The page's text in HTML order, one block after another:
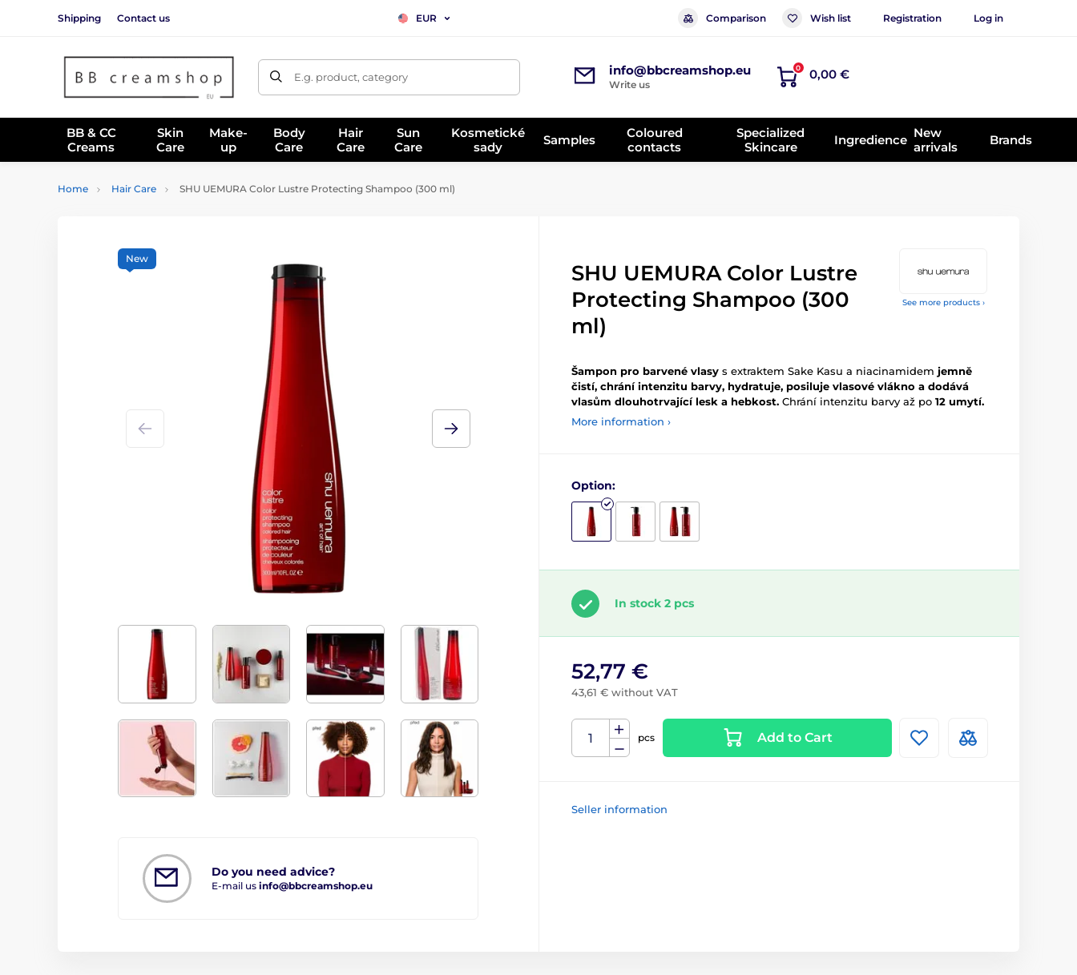
Shipping Contact us EUR Comparison Wish list Registration Log in
E.g. product, category info@bbcreamshop.eu
Write us
0 0,00 €
BB & CC
Creams
Skin
Care
Make-
up
Body
Care
Hair
Care
Sun
Care
Kosmetické
sady
Samples
Coloured
contacts
Specialized
Skincare
Ingredience New
arrivals
Brands
Home Hair Care SHU UEMURA Color Lustre Protecting Shampoo (300 ml)
See more products ›
Do you need advice?
E-mail us info@bbcreamshop.eu
New
SHU UEMURA Color Lustre
Protecting Shampoo (300
ml)
Šampon pro barvené vlasy s extraktem Sake Kasu a niacinamidem jemně
čistí, chrání intenzitu barvy, hydratuje, posiluje vlasové vlákno a dodává
vlasům dlouhotrvající lesk a hebkost. Chrání intenzitu barvy až po 12 umytí.
More information ›
Option:
In stock 2 pcs
52,77 €
43,61 € without VAT
pcs Add to Cart
Seller information